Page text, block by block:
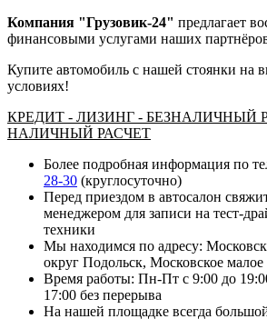
Компания "Грузовик-24" предлагает
финансовыми услугами наших
Купите автомобиль с нашей стоянки на
условиях!
КРЕДИТ - ЛИЗИНГ - БЕЗНАЛИЧНЫЙ
НАЛИЧНЫЙ РАСЧЕТ
Более подробная информация по
28-30 (круглосуточно)
Перед приездом в автосалон
менеджером для записи на тест-
техники
Мы находимся по адресу:
округ Подольск, Московское малое
Время работы: Пн-Пт с 9:00 до
17:00 без перерыва
На нашей площадке всегда